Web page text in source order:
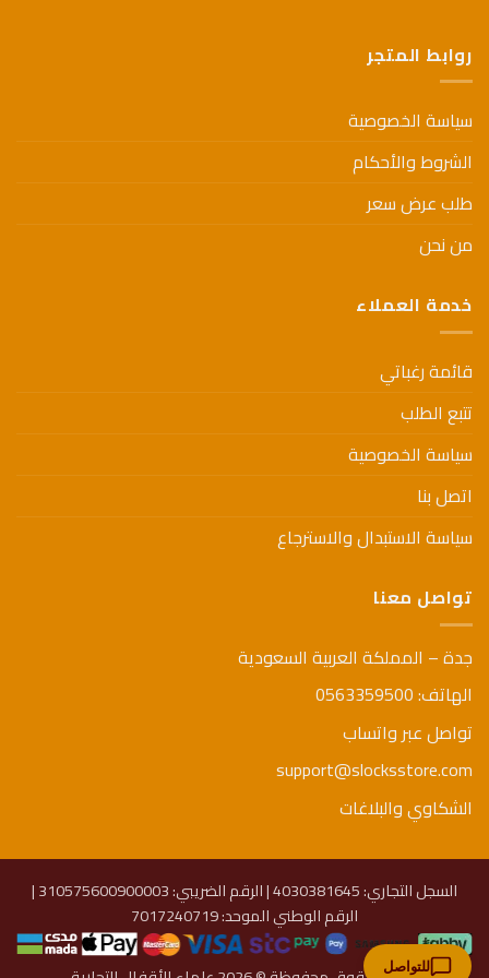
المنتج
روابط المتجر
سياسة الخصوصية
الشروط والأحكام
طلب عرض سعر
من نحن
خدمة العملاء
قائمة رغباتي
تتبع الطلب
سياسة الخصوصية
اتصل بنا
سياسة الاستبدال والاسترجاع
تواصل معنا
جدة – المملكة العربية السعودية
الهاتف: 0563359500
تواصل عبر واتساب
support@slocksstore.com
الشكاوي والبلاغات
السجل التجاري: 4030381645 | الرقم الضريبي: 310575600900003 |
الرقم الوطني الموحد: 7017240719
للتواصل